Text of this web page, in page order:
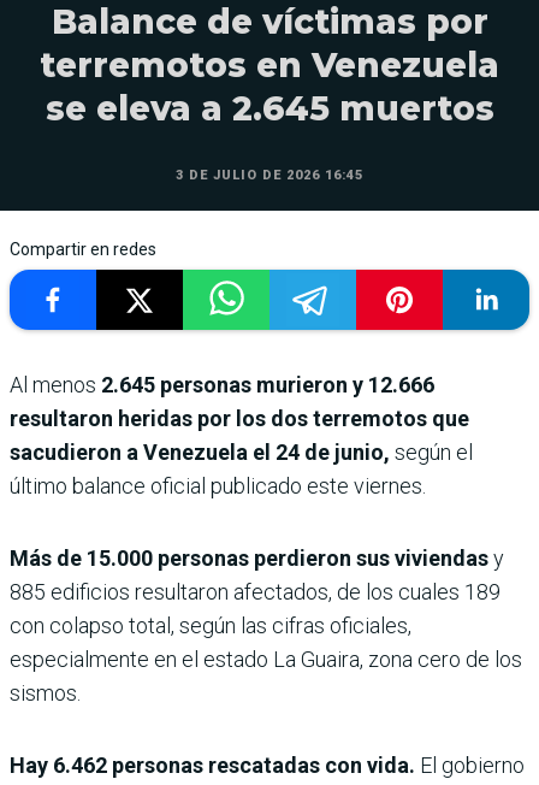
Balance de víctimas por
terremotos en Venezuela
se eleva a 2.645 muertos
3 DE JULIO DE 2026 16:45
Compartir en redes
Al menos 2.645 personas murieron y 12.666
resultaron heridas por los dos terremotos que
sacudieron a Venezuela el 24 de junio, según el
último balance oficial publicado este viernes.
Más de 15.000 personas perdieron sus viviendasy
885 edificios resultaron afectados, de los cuales 189
con colapso total, según las cifras oficiales,
especialmente en el estado La Guaira, zona cero de los
sismos.
Hay 6.462 personas rescatadas con vida. El gobierno